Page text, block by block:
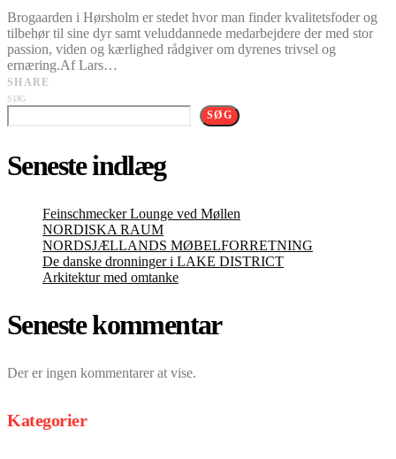
Brogaarden i Hørsholm er stedet hvor man finder kvalitetsfoder og
tilbehør til sine dyr samt veluddannede medarbejdere der med stor
passion, viden og kærlighed rådgiver om dyrenes trivsel og
ernæring.Af Lars…
SHARE
SØG
SØG
Seneste indlæg
Feinschmecker Lounge ved Møllen
NORDISKA RAUM
NORDSJÆLLANDS MØBELFORRETNING
De danske dronninger i LAKE DISTRICT
Arkitektur med omtanke
Seneste kommentar
Der er ingen kommentarer at vise.
Kategorier